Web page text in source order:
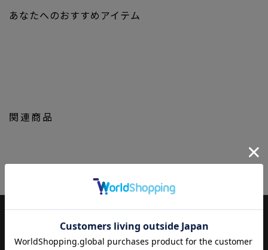
に
・ショーツとサンダルを合わせれば、旅行やリゾートシーンにも
【UNION STATION by mens bigi/ユニオンステーション バイ メン
アメリカントラッドを軸にアメリカンカルチャー、ストリート、
▼Instagram：@unionstation_official
関連商品
あなたへのおすすめアイテム
JOURNAL